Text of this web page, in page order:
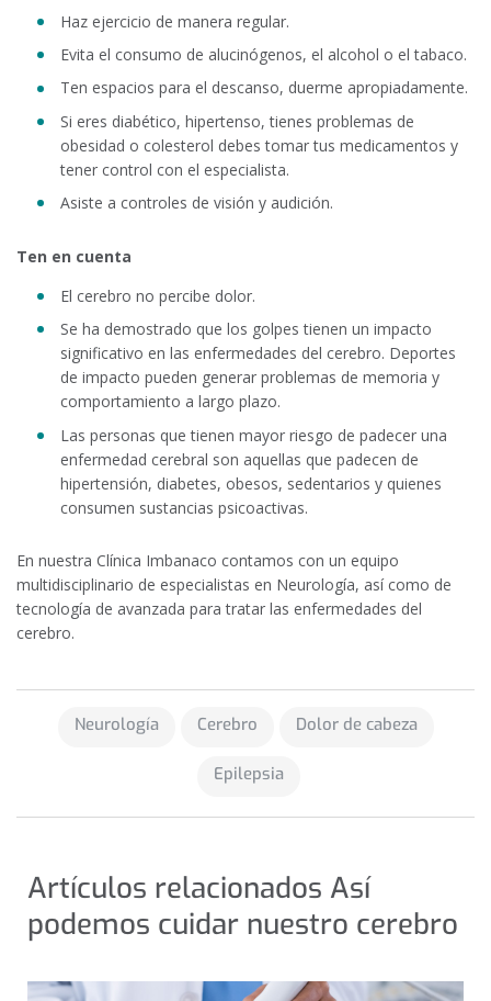
Haz ejercicio de manera regular.
Evita el consumo de alucinógenos, el alcohol o el tabaco.
Ten espacios para el descanso, duerme apropiadamente.
Si eres diabético, hipertenso, tienes problemas de
obesidad o colesterol debes tomar tus medicamentos y
tener control con el especialista.
Asiste a controles de visión y audición.
Ten en cuenta
El cerebro no percibe dolor.
Se ha demostrado que los golpes tienen un impacto
significativo en las enfermedades del cerebro. Deportes
de impacto pueden generar problemas de memoria y
comportamiento a largo plazo.
Las personas que tienen mayor riesgo de padecer una
enfermedad cerebral son aquellas que padecen de
hipertensión, diabetes, obesos, sedentarios y quienes
consumen sustancias psicoactivas.
En nuestra Clínica Imbanaco contamos con un equipo
multidisciplinario de especialistas en Neurología, así como de
tecnología de avanzada para tratar las enfermedades del
cerebro.
Neurología Cerebro Dolor de cabeza
Epilepsia
Artículos relacionados Así
podemos cuidar nuestro cerebro